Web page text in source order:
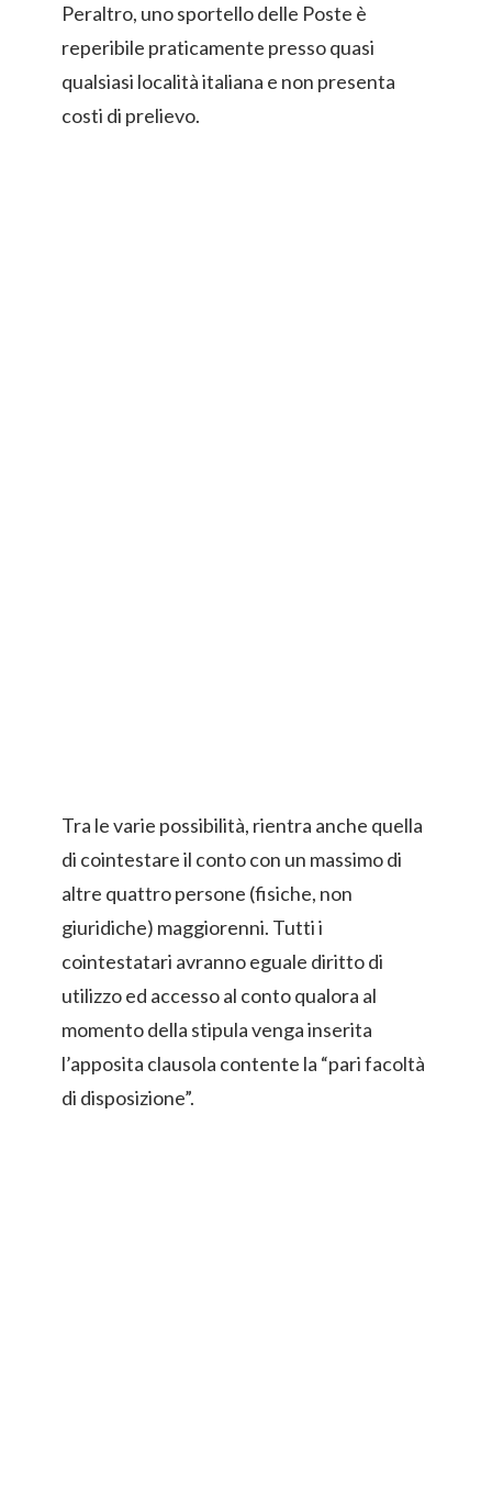
Peraltro, uno sportello delle Poste è
reperibile praticamente presso quasi
qualsiasi località italiana e non presenta
costi di prelievo.
Tra le varie possibilità, rientra anche quella
di cointestare il conto con un massimo di
altre quattro persone (fisiche, non
giuridiche) maggiorenni. Tutti i
cointestatari avranno eguale diritto di
utilizzo ed accesso al conto qualora al
momento della stipula venga inserita
l’apposita clausola contente la “pari facoltà
di disposizione”.